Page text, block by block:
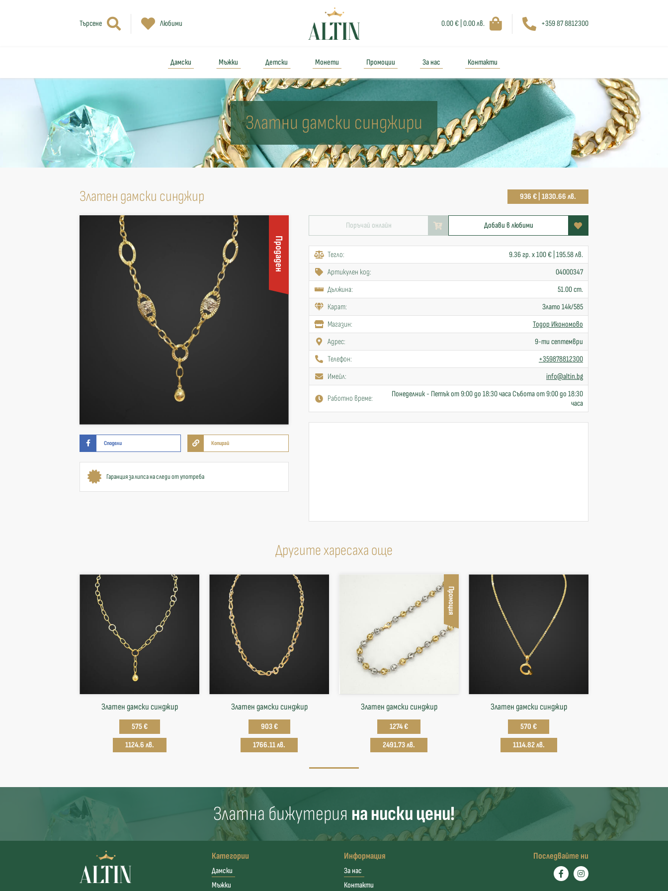
Търсене Любими 0.00 € | 0.00 лв. +359 87 8812300
Дамски Мъжки Детски Монети Промоции За нас Контакти
Златни дамски синджири
Златен дамски синджир 936 € | 1830.66 лв.
Продаден
Сподели Копирай
Гаранция за липса на следи от употреба
Поръчай онлайн Добави в любими
Тегло:
9.36 гр. x 100 € | 195.58 лв.
Артикулен код:
04000347
Дължина:
51.00 cm.
Карат:
Злато 14к/585
Mагазин:
Тодор Икономово
Адрес:
9-ти септември
Телефон:
+359878812300
Имейл:
info@altin.bg
Работно време:
Понеделник - Петък от 9:00 до 18:30 часа Събота от 9:00 до 18:30
часа
Другите харесаха още
Златен дамски синджир
575 €
1124.6 лв.
Златен дамски синджир
903 €
1766.11 лв.
Промоция
Златен дамски синджир
1274 €
2491.73 лв.
Златен дамски синджир
570 €
1114.82 лв.
Златна бижутерия на ниски цени!
Категории
Дамски
Мъжки
Информация
За нас
Контакти
Последвайте ни